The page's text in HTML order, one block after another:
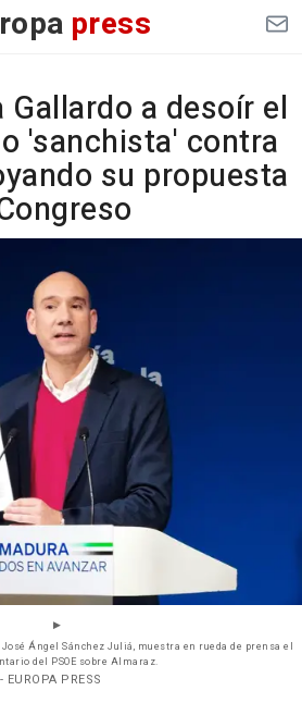
press
Gallardo a desoír el
'sanchista' contra
su propuesta
Ángel Sánchez Juliá, muestra en rueda de prensa el
del PSOE sobre Almaraz.
- EUROPA PRESS